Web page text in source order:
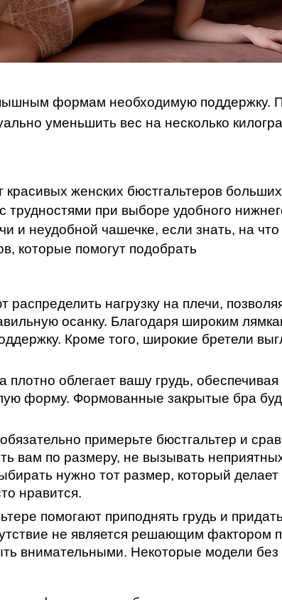
формам необходимую поддержку.
уменьшить вес на несколько
женских бюстгальтеров
при выборе удобного
и неудобной чашечке, если знать, на
которые помогут подобрать
нагрузку на плечи,
осанку. Благодаря широким
Кроме того, широкие бретели
плотно облегает вашу грудь, обеспечивая
форму. Формованные закрытые бра
примерьте бюстгальтер и
вам по размеру, не вызывать
нужно тот размер, который делает
нравится.
помогают приподнять грудь и
не является решающим фактором
внимательными. Некоторые модели без